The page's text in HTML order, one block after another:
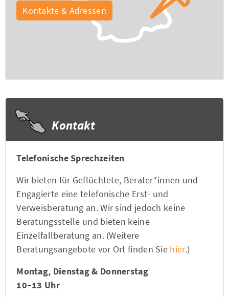
Kontakte & Adressen
Kontakt
Telefonische Sprechzeiten
Wir bieten für Geflüchtete, Berater*innen und
Engagierte eine telefonische Erst- und
Verweisberatung an. Wir sind jedoch keine
Beratungsstelle und bieten keine
Einzelfallberatung an. (Weitere
Beratungsangebote vor Ort finden Sie hier.)
Montag, Dienstag & Donnerstag
10–13 Uhr